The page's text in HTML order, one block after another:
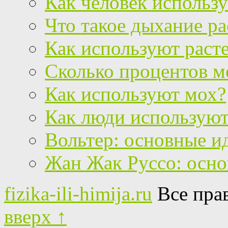
Что такое дыхание
Как используют
Сколько процентов
Как используют мох?
Как люди
Вольтер: основные
Жан Жак Руссо:
fizika-ili-himija.ru Все
вверх ↑